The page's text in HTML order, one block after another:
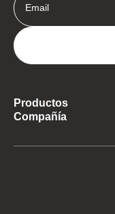
Productos
Compañía